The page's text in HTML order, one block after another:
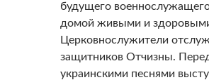
будущего
домой живыми и
Церковнослужители
защитников Отчизны.
украинскими песнями